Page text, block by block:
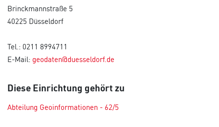
Brinckmannstraße 5
40225 Düsseldorf
Tel.: 0211 8994711
E-Mail: geodaten@duesseldorf.de
Diese Einrichtung gehört zu
Abteilung Geoinformationen - 62/5